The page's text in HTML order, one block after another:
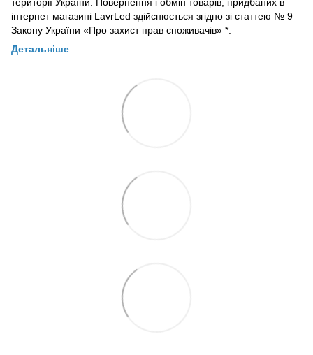
інтернет магазині LavrLed здійснюється згідно зі статтею № 9
Закону України «Про захист прав споживачів» *.
Детальніше